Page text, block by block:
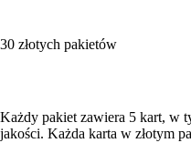
30 złotych pakietów
Available actions
Każdy pakiet zawiera 5 kart, w
jakości. Każda karta w złotym